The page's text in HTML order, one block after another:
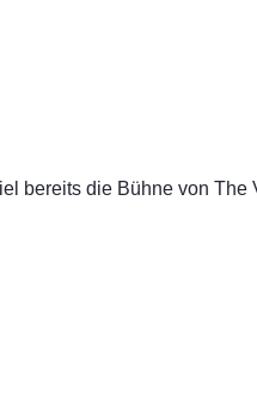
bereits die Bühne von